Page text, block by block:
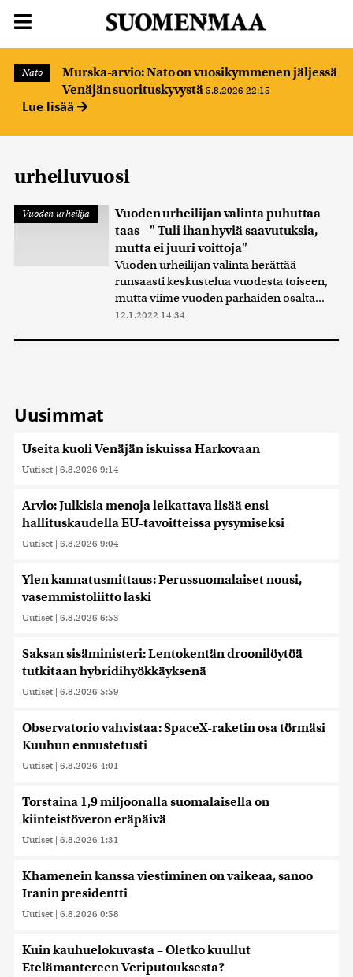
Nato
Murska-arvio: Nato on vuosikymmenen jäljessä
Venäjän suorituskyvystä 5.8.2026 22:15
Lue lisää
urheiluvuosi
Vuoden urheilija
Vuoden urheilijan valinta puhuttaa
taas – " Tuli ihan hyviä saavutuksia,
mutta ei juuri voittoja"
Vuoden urheilijan valinta herättää
runsaasti keskustelua vuodesta toiseen,
mutta viime vuoden parhaiden osalta...
12.1.2022 14:34
Uusimmat
Useita kuoli Venäjän iskuissa Harkovaan
Uutiset | 6.8.2026 9:14
Arvio: Julkisia menoja leikattava lisää ensi
hallituskaudella EU-tavoitteissa pysymiseksi
Uutiset | 6.8.2026 9:04
Ylen kannatusmittaus: Perussuomalaiset nousi,
vasemmistoliitto laski
Uutiset | 6.8.2026 6:53
Saksan sisäministeri: Lentokentän droonilöytöä
tutkitaan hybridihyökkäyksenä
Uutiset | 6.8.2026 5:59
Observatorio vahvistaa: SpaceX-raketin osa törmäsi
Kuuhun ennustetusti
Uutiset | 6.8.2026 4:01
Torstaina 1,9 miljoonalla suomalaisella on
kiinteistöveron eräpäivä
Uutiset | 6.8.2026 1:31
Khamenein kanssa viestiminen on vaikeaa, sanoo
Iranin presidentti
Uutiset | 6.8.2026 0:58
Kuin kauhuelokuvasta – Oletko kuullut
Etelämantereen Veriputouksesta?